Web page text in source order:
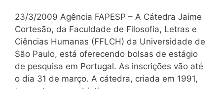
23/3/2009 Agência FAPESP – A Cátedra Jaime
Cortesão, da Faculdade de Filosofia, Letras e
Ciências Humanas (FFLCH) da Universidade de
São Paulo, está oferecendo bolsas de estágio
de pesquisa em Portugal. As inscrições vão até
o dia 31 de março. A cátedra, criada em 1991,